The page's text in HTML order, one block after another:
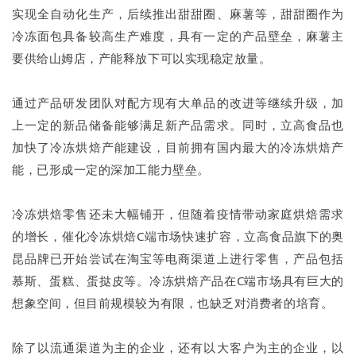
实现全自动化生产，后续推出甜甜圈、麻薯等，甜甜圈作为
冷冻面包具备较高生产难度，具有一定的产品壁垒，麻薯主
要供给山姆店，产能释放下可以实现稳定放量。
通过产品研发团队对配方现有大单品的改进等继续升级，加
上一定的新品储备能够满足新产品需求。同时，立高食品也
加快了冷冻烘焙产能建设，目前拥有国内最大的冷冻烘焙产
能，已形成一定的深加工能力壁垒。
冷冻烘焙零售还未大幅铺开，但随着疫情带动家庭烘焙需求
的增长，催化冷冻烘焙C端市场快速扩容，立高食品旗下的奥
昆品牌已开始尝试在淘宝等电商渠道上进行零售，产品包括
慕斯、蛋糕、蛋挞皮等。冷冻烘焙产品在C端市场具有巨大的
想象空间，但目前规模较为有限，也缺乏对消费者的培育。
除了以流通渠道为主的企业，还有以大客户为主的企业，以